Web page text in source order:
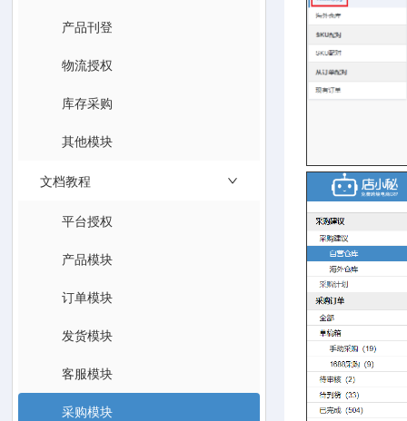
产品刊登
物流授权
库存采购
其他模块
文档教程
平台授权
产品模块
订单模块
发货模块
客服模块
采购模块